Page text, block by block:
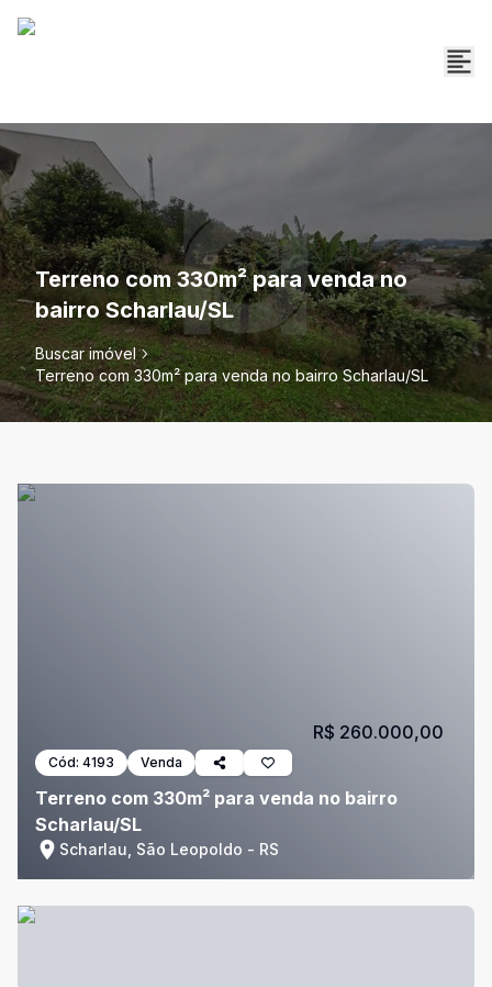
Terreno com 330m² para venda no
bairro Scharlau/SL
Buscar imóvel
Terreno com 330m² para venda no bairro Scharlau/SL
Cód: 4193 Venda
Terreno com 330m² para venda no bairro
Scharlau/SL
Scharlau, São Leopoldo - RS
R$ 260.000,00